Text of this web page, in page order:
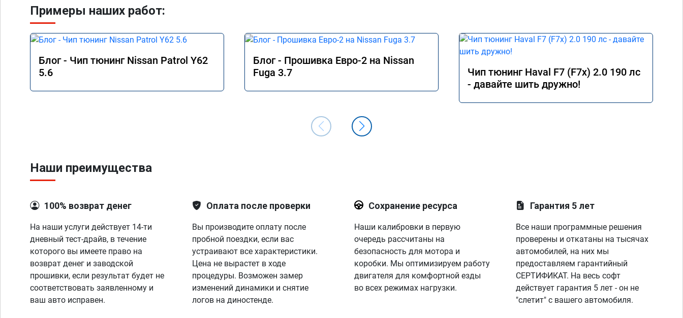
Примеры наших работ:
Блог - Чип тюнинг Nissan Patrol Y62
5.6
Блог - Прошивка Евро-2 на Nissan
Fuga 3.7
Чип тюнинг Haval F7 (F7x) 2.0 190 лс
- давайте шить дружно!
Наши преимущества
100% возврат денег
На наши услуги действует 14-ти
дневный тест-драйв, в течение
которого вы имеете право на
возврат денег и заводской
прошивки, если результат будет не
соответствовать заявленному и
ваш авто исправен.
Оплата после проверки
Вы производите оплату после
пробной поездки, если вас
устраивают все характеристики.
Цена не вырастет в ходе
процедуры. Возможен замер
изменений динамики и снятие
логов на диностенде.
Сохранение ресурса
Наши калибровки в первую
очередь рассчитаны на
безопасность для мотора и
коробки. Мы оптимизируем работу
двигателя для комфортной езды
во всех режимах нагрузки.
Гарантия 5 лет
Все наши программные решения
проверены и откатаны на тысячах
автомобилей, на них мы
предоставляем гарантийный
СЕРТИФИКАТ. На весь софт
действует гарантия 5 лет - он не
"слетит" с вашего автомобиля.